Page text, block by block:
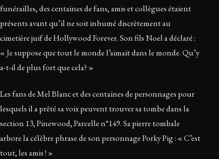
funérailles, des centaines de fans, amis et collègues étaient
présents avant qu’il ne soit inhumé discrètement au
cimetière juif de Hollywood Forever. Son fils Noel a déclaré :
« Je suppose que tout le monde l’aimait dans le monde. Qu’y
a-t-il de plus fort que cela? »
Les fans de Mel Blanc et des centaines de personnages pour
lesquels il a prêté sa voix peuvent trouver sa tombe dans la
section 13, Pinewood, Parcelle n°149. Sa pierre tombale
arbore la célèbre phrase de son personnage Porky Pig : « C’est
tout, les amis ! »